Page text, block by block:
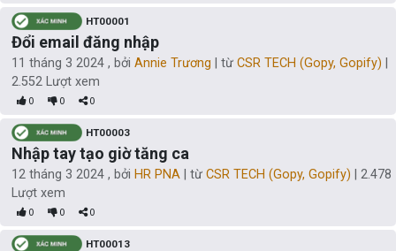
HT00001
Đổi email đăng nhập
11 tháng 3 2024, bởi Annie Trương | từ CSR TECH (Gopy, Gopify)
2.552Lượt xem
0 0 0
HT00003
Nhập tay tạo giờ tăng ca
12 tháng 3 2024, bởi HR PNA | từ CSR TECH (Gopy, Gopify)
2.478
Lượt xem
0 0 0
HT00013